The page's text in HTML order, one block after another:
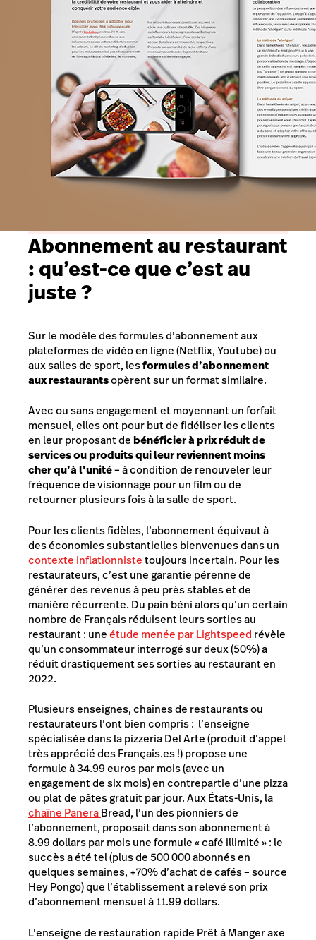
Abonnement au restaurant
: qu’est-ce que c’est au
juste ?
Sur le modèle des formules d’abonnement aux
plateformes de vidéo en ligne (Netflix, Youtube) ou
aux salles de sport, lesformules d’abonnement
aux restaurantsopèrent sur un format similaire.
Avec ou sans engagement et moyennant un forfait
mensuel, elles ont pour but de fidéliser les clients
en leur proposant debénéficier à prix réduit de
services ou produits qui leur reviennent moins
cher qu’à l’unité– à condition de renouveler leur
fréquence de visionnage pour un film ou de
retourner plusieurs fois à la salle de sport.
Pour les clients fidèles, l’abonnement équivaut à
des économies substantielles bienvenues dans un
contexte inflationnistetoujours incertain. Pour les
restaurateurs, c’est une garantie pérenne de
générer des revenus à peu près stables et de
manière récurrente. Du pain béni alors qu’un certain
nombre de Français réduisent leurs sorties au
restaurant : uneétude menée par Lightspeed révèle
qu’un consommateur interrogé sur deux (50%) a
réduit drastiquement ses sorties au restaurant en
2022.
Plusieurs enseignes, chaînes de restaurants ou
restaurateurs l’ont bien compris : l’enseigne
spécialisée dans la pizzeria Del Arte (produit d’appel
très apprécié des Français.es !) propose une
formule à 34.99 euros par mois (avec un
engagement de six mois) en contrepartie d’une pizza
ou plat de pâtes gratuit par jour. Aux États-Unis, la
chaîne PaneraBread, l’un des pionniers de
l’abonnement, proposait dans son abonnement à
8.99 dollars par mois une formule« café illimité » : le
succès a été tel (plus de 500 000 abonnés en
quelques semaines, +70% d’achat de cafés – source
Hey Pongo) que l’établissement a relevé son prix
d’abonnement mensuel à 11.99 dollars.
L’enseigne de restauration rapide Prêt à Manger axe